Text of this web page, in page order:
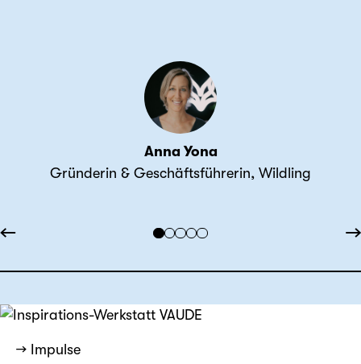
←
Anna Yona
Gründerin & Geschäftsführerin, Wildling
→
→ Impulse